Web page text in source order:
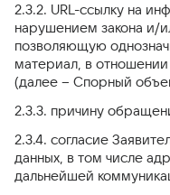
2.3.2. URL-ссылку на
нарушением закона
позволяющую
материал, в
(далее – Спорный
2.3.3. причину
2.3.4. согласие
данных, в том числе
дальнейшей